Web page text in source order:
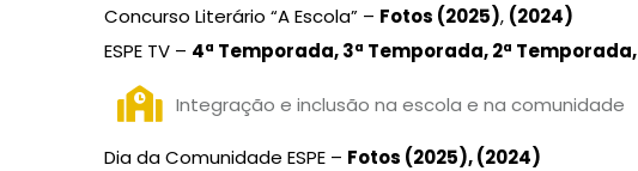
Concurso Literário “A Escola” – Fotos (2025), (2024)
ESPE TV – 4ª Temporada,3ª Temporada,2ª Temporada,
Integração e inclusão na escola e na comunidade
Dia da Comunidade ESPE – Fotos (2025),(2024)